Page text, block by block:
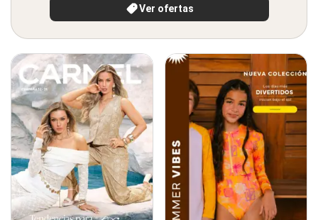
Ver ofertas